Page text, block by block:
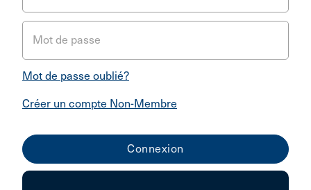
Mot de passe
Mot de passe oublié?
Créer un compte Non-Membre